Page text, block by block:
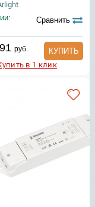
Сравнить
руб.
КУПИТЬ
в 1 клик